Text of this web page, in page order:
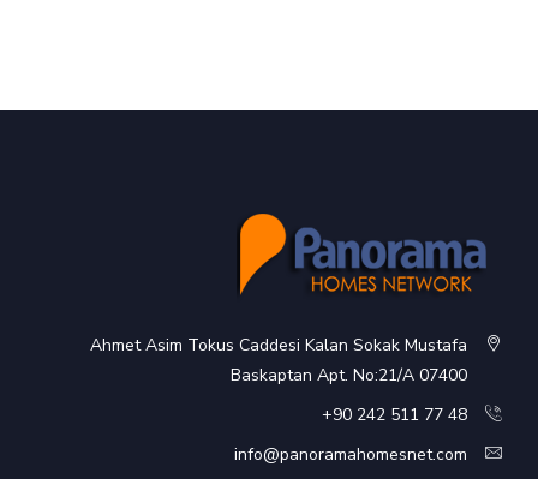
Ahmet Asim Tokus Caddesi Kalan Sokak Mustafa
Baskaptan Apt. No:21/A 07400
48 77 511 242 90+
info@panoramahomesnet.com